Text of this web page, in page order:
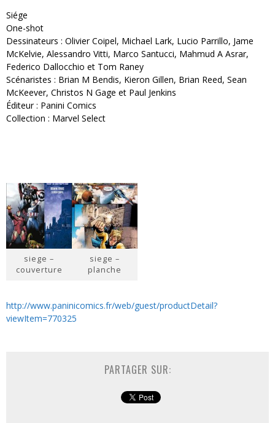
Siége
One-shot
Dessinateurs : Olivier Coipel, Michael Lark, Lucio Parrillo, Jame
McKelvie, Alessandro Vitti, Marco Santucci, Mahmud A Asrar,
Federico Dallocchio et Tom Raney
Scénaristes : Brian M Bendis, Kieron Gillen, Brian Reed, Sean
McKeever, Christos N Gage et Paul Jenkins
Éditeur : Panini Comics
Collection : Marvel Select
siege –
couverture
siege –
planche
http://www.paninicomics.fr/web/guest/productDetail?
viewItem=770325
PARTAGER SUR: